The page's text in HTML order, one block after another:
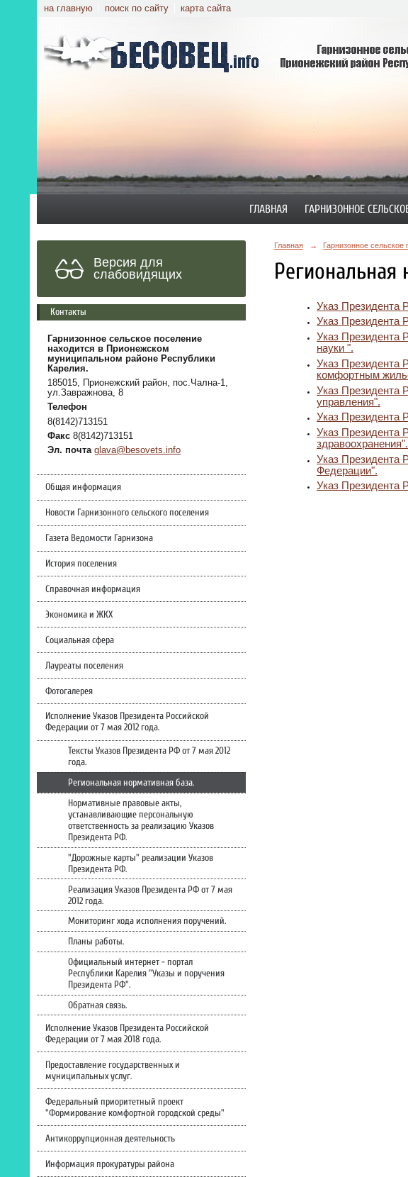
на главную поиск по сайту карта сайта
ГЛАВНАЯ ГАРНИЗОННОЕ
Версия для
слабовидящих
Контакты
Гарнизонное сельское поселение
находится в Прионежском
муниципальном районе Республики
Карелия.
185015, Прионежский район, пос.Чална-1,
ул.Завражнова, 8
Телефон
8(8142)713151
Факс 8(8142)713151
Эл. почта glava@besovets.info
Общая информация
Новости Гарнизонного сельского поселения
Газета Ведомости Гарнизона
История поселения
Справочная информация
Экономика и ЖКХ
Социальная сфера
Лауреаты поселения
Фотогалерея
Исполнение Указов Президента Российской
Федерации от 7 мая 2012 года.
Тексты Указов Президента РФ от 7 мая 2012
года.
Региональная нормативная база.
Нормативные правовые акты,
устанавливающие персональную
ответственность за реализацию Указов
Президента РФ.
"Дорожные карты" реализации Указов
Президента РФ.
Реализация Указов Президента РФ от 7 мая
2012 года.
Мониторинг хода исполнения поручений.
Планы работы.
Официальный интернет - портал
Республики Карелия "Указы и поручения
Президента РФ".
Обратная связь.
Исполнение Указов Президента Российской
Федерации от 7 мая 2018 года.
Предоставление государственных и
муниципальных услуг.
Федеральный приоритетный проект
"Формирование комфортной городской среды"
Антикоррупционная деятельность
Информация прокуратуры района
Главная → Гарнизонное сельское
Региональная
Указ Президента
Указ Президента
Указ Президента
науки ".
Указ Президента
комфортным
Указ Президента
управления".
Указ Президента
Указ Президента
здравоохранения".
Указ Президента
Федерации".
Указ Президента